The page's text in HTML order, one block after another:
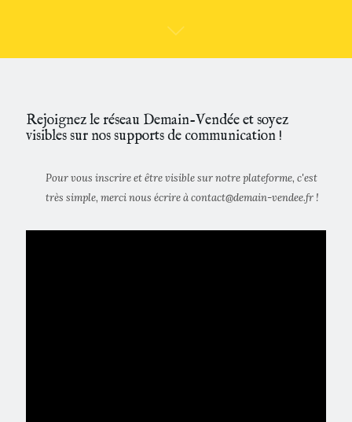
Rejoignez le réseau Demain-Vendée et soyez
visibles sur nos supports de communication !
Pour vous inscrire et être visible sur notre plateforme, c'est
très simple, merci nous écrire à contact@demain-vendee.fr !